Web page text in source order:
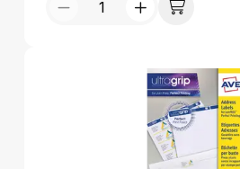
georganiseerde werkplek.